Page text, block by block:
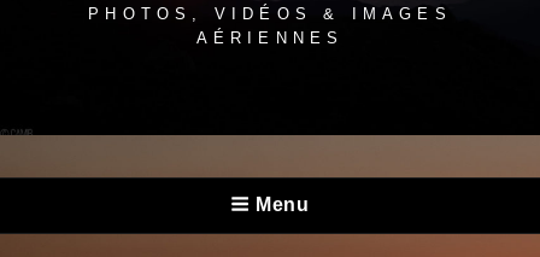
PHOTOS, VIDÉOS & IMAGES
AÉRIENNES
CAMIB
Menu